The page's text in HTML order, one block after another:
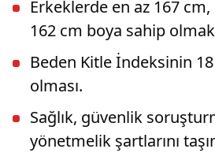
Erkeklerde en az 167
162 cm boya sahip
Beden Kitle İndeksinin
olması.
Sağlık, güvenlik
yönetmelik şartlarını